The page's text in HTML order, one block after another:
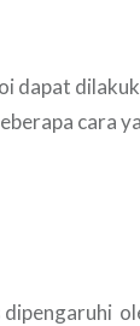
dapat
cara